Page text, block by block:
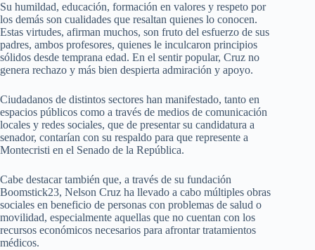
Su humildad, educación, formación en valores y respeto por
los demás son cualidades que resaltan quienes lo conocen.
Estas virtudes, afirman muchos, son fruto del esfuerzo de sus
padres, ambos profesores, quienes le inculcaron principios
sólidos desde temprana edad. En el sentir popular, Cruz no
genera rechazo y más bien despierta admiración y apoyo.
Ciudadanos de distintos sectores han manifestado, tanto en
espacios públicos como a través de medios de comunicación
locales y redes sociales, que de presentar su candidatura a
senador, contarían con su respaldo para que represente a
Montecristi en el Senado de la República.
Cabe destacar también que, a través de su fundación
Boomstick23, Nelson Cruz ha llevado a cabo múltiples obras
sociales en beneficio de personas con problemas de salud o
movilidad, especialmente aquellas que no cuentan con los
recursos económicos necesarios para afrontar tratamientos
médicos.